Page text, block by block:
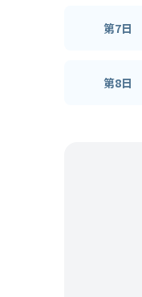
第7日
第8日